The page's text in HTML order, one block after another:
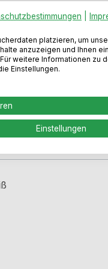
platzieren, um
anzuzeigen und Ihnen ein
weitere Informationen zu
Einstellungen.
Einstellungen